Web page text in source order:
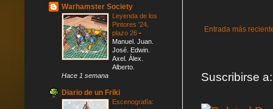
Entrada más
Suscribirse
Warhamster Society
Leyenda de los
Pintores '24,
plazo 26 -
Manuel. Juan.
José. Edwin.
Axel. Álex.
Alberto.
Hace 1 semana
Diario de un Friki
Escenografía: